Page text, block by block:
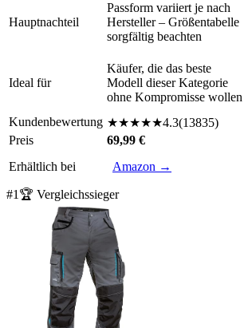
Hauptnachteil
Passform variiert je nach
Hersteller – Größentabelle
sorgfältig beachten
Ideal für
Käufer, die das beste
Modell dieser Kategorie
ohne Kompromisse wollen
Kundenbewertung ★★★★★4.3(13835)
Preis
69,99 €
Erhältlich bei
Amazon →
#1 🏆 Vergleichssieger